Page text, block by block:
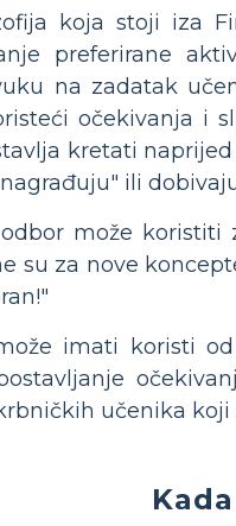
koja stoji iza
preferirane
na zadatak
očekivanja i
kretati
ili
može
su za nove
imati koristi
učenika koji